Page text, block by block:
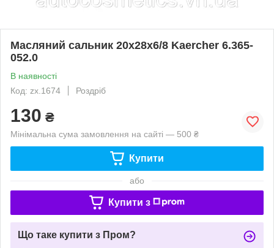
Масляний сальник 20х28х6/8 Kaercher 6.365-
052.0
В наявності
Код: zx.1674
Роздріб
130 ₴
Мінімальна сума замовлення на сайті — 500 ₴
Купити
або
Купити з
Що таке купити з Пром?